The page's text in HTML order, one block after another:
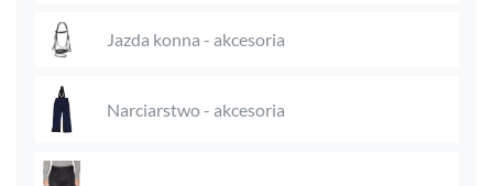
Jazda konna - akcesoria
Narciarstwo - akcesoria